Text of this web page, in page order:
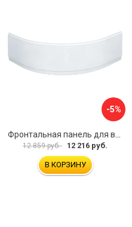
-5%
12 859 руб. 12 216 руб.
В КОРЗИНУ